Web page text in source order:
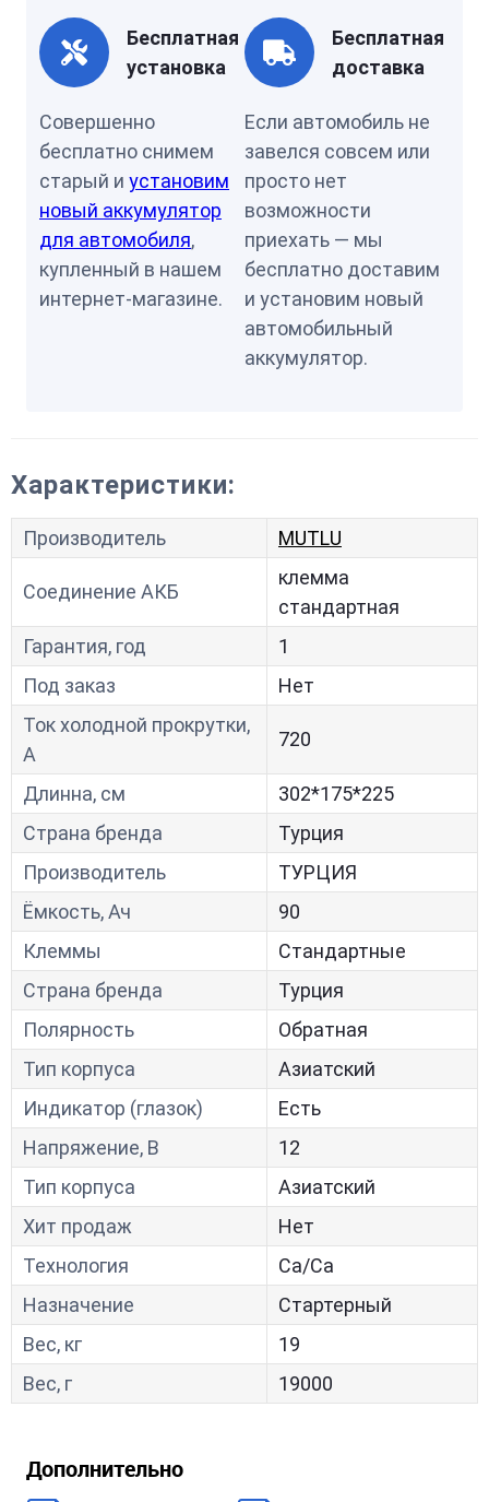
Бесплатная
установка
Совершенно
бесплатно снимем
старый и установим
новый аккумулятор
для автомобиля,
купленный в нашем
интернет-магазине.
Бесплатная
доставка
Если автомобиль не
завелся совсем или
просто нет
возможности
приехать — мы
бесплатно доставим
и установим новый
автомобильный
аккумулятор.
Характеристики:
Производитель MUTLU
Соединение АКБ
клемма
стандартная
Гарантия, год
1
Под заказ
Нет
Ток холодной прокрутки,
A
720
Длинна, см
302*175*225
Страна бренда
Турция
Производитель
ТУРЦИЯ
Ёмкость, Ач
90
Клеммы
Стандартные
Страна бренда
Турция
Полярность
Обратная
Тип корпуса
Азиатский
Индикатор (глазок)
Есть
Напряжение, В
12
Тип корпуса
Азиатский
Хит продаж
Нет
Технология
Са/Са
Назначение
Стартерный
Вес, кг
19
Вес, г
19000
Дополнительно